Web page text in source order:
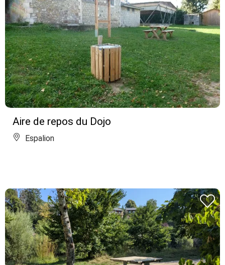
Aire de repos du Dojo
Espalion